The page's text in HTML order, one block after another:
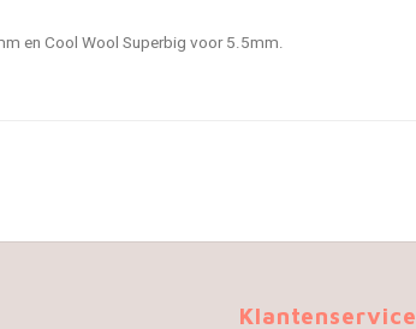
en Cool Wool Superbig voor 5.5mm.
Klantenservice